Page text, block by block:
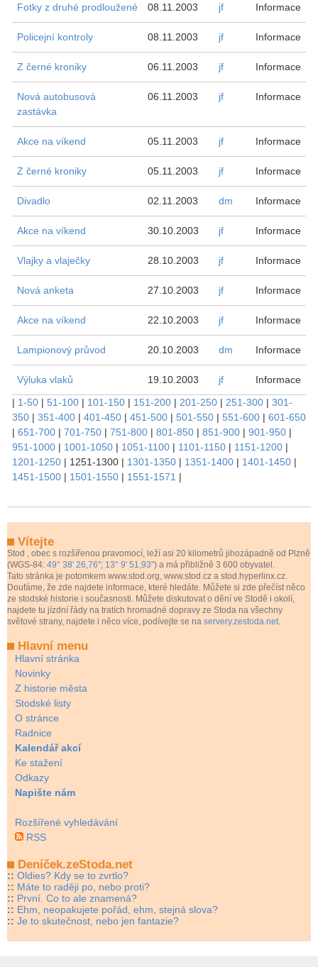
Fotky z druhé prodloužené 08.11.2003 jf Informace
Policejní kontroly 08.11.2003 jf Informace
Z černé kroniky 06.11.2003 jf Informace
Nová autobusová
zastávka
06.11.2003 jf Informace
Akce na víkend 05.11.2003 jf Informace
Z černé kroniky 05.11.2003 jf Informace
Divadlo 02.11.2003 dm Informace
Akce na víkend 30.10.2003 jf Informace
Vlajky a vlaječky 28.10.2003 jf Informace
Nová anketa 27.10.2003 jf Informace
Akce na víkend 22.10.2003 jf Informace
Lampionový průvod 20.10.2003 dm Informace
Výluka vlaků 19.10.2003 jf
Informace
| 1-50 | 51-100 | 101-150 | 151-200 | 201-250 | 251-300 | 301-
350 | 351-400 | 401-450 | 451-500 | 501-550 | 551-600 | 601-650
| 651-700 | 701-750 | 751-800 | 801-850 | 851-900 | 901-950 |
951-1000 | 1001-1050 | 1051-1100 | 1101-1150 | 1151-1200 |
1201-1250 | 1251-1300 | 1301-1350 | 1351-1400 | 1401-1450 |
1451-1500 | 1501-1550 | 1551-1571 |
Vítejte
Stod , obec s rozšířenou pravomocí, leží asi 20 kilometrů jihozápadně od Plzně
(WGS-84: 49° 38' 26,76"; 13° 9' 51,93") a má přibližně 3 600 obyvatel.
Tato stránka je potomkem www.stod.org, www.stod.cz a stod.hyperlinx.cz.
Doufáme, že zde najdete informace, které hledáte. Můžete si zde přečíst něco
ze stodské historie i současnosti. Můžete diskutovat o dění ve Stodě i okolí,
najdete tu jízdní řády na tratích hromadné dopravy ze Stoda na všechny
světové strany, najdete i něco více, podívejte se na servery.zestoda.net.
Hlavní menu
Hlavní stránka
Novinky
Z historie města
Stodské listy
O stránce
Radnice
Kalendář akcí
Ke stažení
Odkazy
Napište nám
Rozšířené vyhledávání
RSS
Deníček.zeStoda.net
:: Oldies? Kdy se to zvrtlo?
:: Máte to raději po, nebo proti?
:: První. Co to ale znamená?
:: Ehm, neopakujete pořád, ehm, stejná slova?
:: Je to skutečnost, nebo jen fantazie?